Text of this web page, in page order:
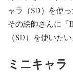
ャラ（SD）を使
その絵師さんに『
（SD）を使いた
ミニキャラ